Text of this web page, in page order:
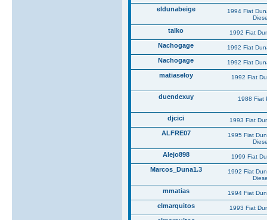
eldunabeige
1994 Fiat
talko 1992 Fiat
Nachogage 1992 Fiat
Nachogage 1992 Fiat
matiaseloy 1992 Fiat
duendexuy 1988 Fiat
djcici 1993 Fiat
ALFRE07
1995 Fiat
Alejo898 1999 Fiat
Marcos_Duna1.3
1992 Fiat
mmatias 1994 Fiat
elmarquitos 1993 Fiat